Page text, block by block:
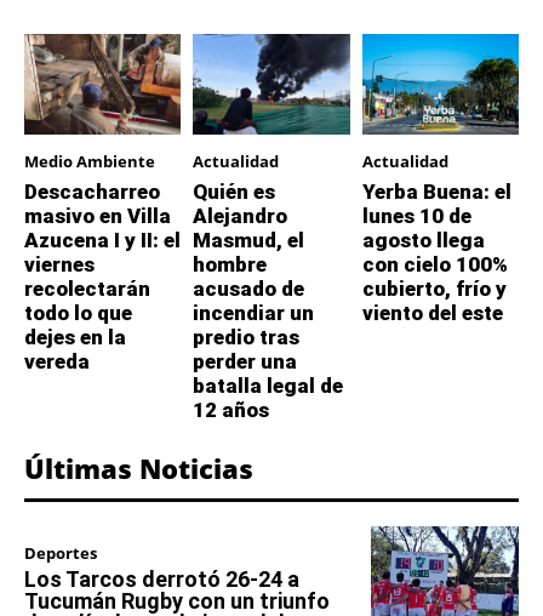
Medio Ambiente
Descacharreo
masivo en Villa
Azucena I y II: el
viernes
recolectarán
todo lo que
dejes en la
vereda
Actualidad
Quién es
Alejandro
Masmud, el
hombre
acusado de
incendiar un
predio tras
perder una
batalla legal de
12 años
Actualidad
Yerba Buena: el
lunes 10 de
agosto llega
con cielo 100%
cubierto, frío y
viento del este
Últimas Noticias
Deportes
Los Tarcos derrotó 26-24 a
Tucumán Rugby con un triunfo